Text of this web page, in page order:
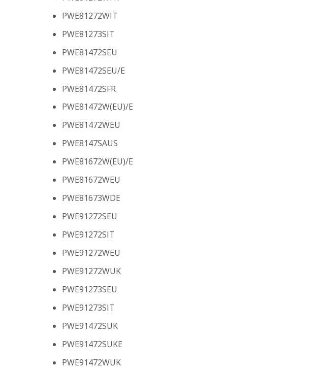
PWE81272WIT
PWE81273SIT
PWE81472SEU
PWE81472SEU/E
PWE81472SFR
PWE81472W(EU)/E
PWE81472WEU
PWE8147SAUS
PWE81672W(EU)/E
PWE81672WEU
PWE81673WDE
PWE91272SEU
PWE91272SIT
PWE91272WEU
PWE91272WUK
PWE91273SEU
PWE91273SIT
PWE91472SUK
PWE91472SUKE
PWE91472WUK